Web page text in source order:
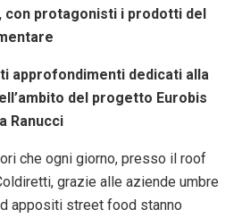
protagonisti i prodotti del
approfondimenti dedicati alla
del progetto Eurobis
Ranucci
che ogni giorno, presso il roof
grazie alle aziende umbre
appositi street food stanno